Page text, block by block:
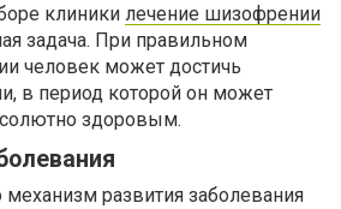
клиники лечение шизофрении
задача. При правильном
человек может достичь
в период которой он может
здоровым.
развития заболевания